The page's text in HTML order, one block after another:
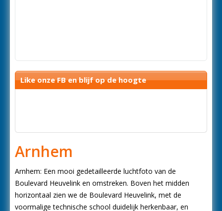
Like onze FB en blijf op de hoogte
Arnhem
Arnhem: Een mooi gedetailleerde luchtfoto van de
Boulevard Heuvelink en omstreken. Boven het midden
horizontaal zien we de Boulevard Heuvelink, met de
voormalige technische school duidelijk herkenbaar, en